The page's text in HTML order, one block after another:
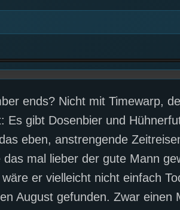
ends? Nicht mit Timewarp,
Es gibt Dosenbier und
eben, anstrengende
mal lieber der gute Mann
er vielleicht nicht einfach
August gefunden. Zwar